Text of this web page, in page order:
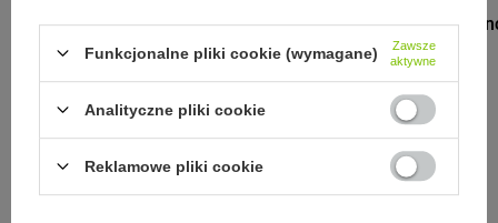
Monbento
Blue Infinit
85,00 zł
Funkcjonalne pliki cookie (wymagane)
Zawsze
aktywne
Analityczne pliki cookie
Reklamowe pliki cookie